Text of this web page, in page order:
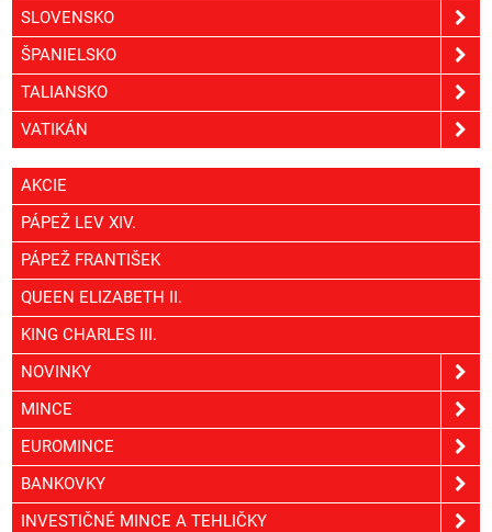
SLOVENSKO
ŠPANIELSKO
TALIANSKO
VATIKÁN
AKCIE
PÁPEŽ LEV XIV.
PÁPEŽ FRANTIŠEK
QUEEN ELIZABETH II.
KING CHARLES III.
NOVINKY
MINCE
EUROMINCE
BANKOVKY
INVESTIČNÉ MINCE A TEHLIČKY